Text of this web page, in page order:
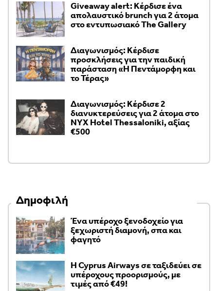
Giveaway alert: Κέρδισε ένα
απολαυστικό brunch για 2 άτομα
στο εντυπωσιακό The Gallery
Διαγωνισμός: Κέρδισε
προσκλήσεις για την παιδική
παράσταση «H Πεντάμορφη και
το Τέρας»
Διαγωνισμός: Κέρδισε 2
διανυκτερεύσεις για 2 άτομα στο
NYX Hotel Thessaloniki, αξίας
€500
Δημοφιλή
Ένα υπέροχο ξενοδοχείο για
ξεχωριστή διαμονή, σπα και
φαγητό
H Cyprus Airways σε ταξιδεύει σε
υπέροχους προορισμούς, με
τιμές από €49!